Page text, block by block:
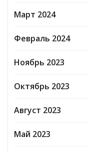
Март 2024
Февраль 2024
Ноябрь 2023
Октябрь 2023
Август 2023
Май 2023